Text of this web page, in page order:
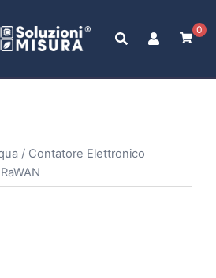
0
/ Contatore Elettronico